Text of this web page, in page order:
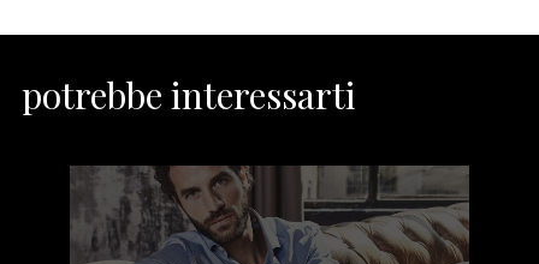
potrebbe interessarti